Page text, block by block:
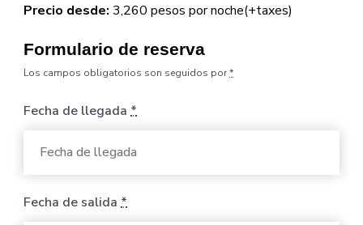
Precio desde: 3,260 pesos por noche(+taxes)
Formulario de reserva
Los campos obligatorios son seguidos por*
Fecha de llegada *
Fecha de salida *